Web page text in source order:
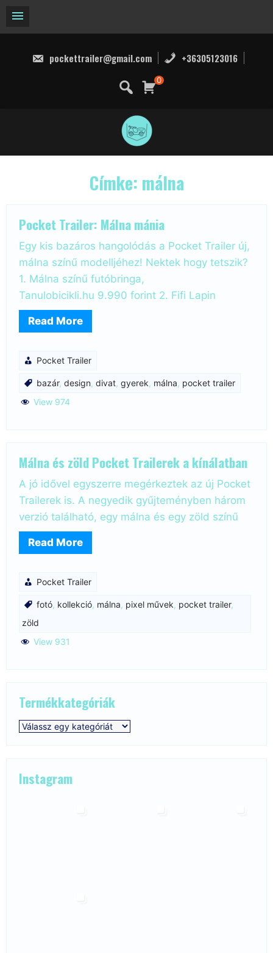
pockettrailer@gmail.com +36305123016
0
Címke: málna
Pocket Trailer: Málna mánia
Egy kis bazáros hangolódás a Pocket Trailer új,
málna színű modelljéhez! Nektek hogy tetszik?
1. Málna színű futóbringa,
Tanulobicikli.hu 9.990 forint 2. Fifi Lapin
Read More
Pocket Trailer
bazár, design, divat, gyerek, málna, pocket trailer
View 974
Málna és zöld Pocket Trailerek a kínálatban
A jó idővel egyszerre megérkeztek az új Pocket
Trailerek is. A negyedik gyűjteményben három
verzió található, egy málna és egy zöld színű
Read More
Pocket Trailer
fotó, kollekció, málna, pixel művek, pocket trailer,
zöld
View 931
Termékkategóriák
Instagram